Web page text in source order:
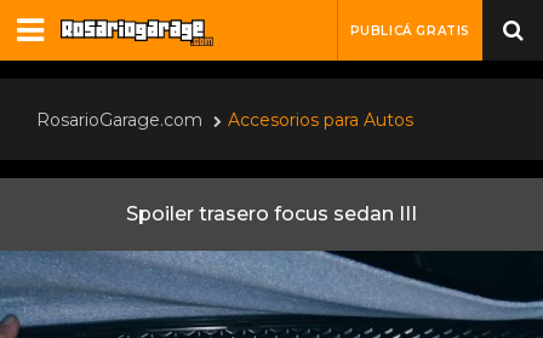
PUBLICÁ GRATIS
RosarioGarage.com Accesorios para Autos
Spoiler trasero focus sedan III